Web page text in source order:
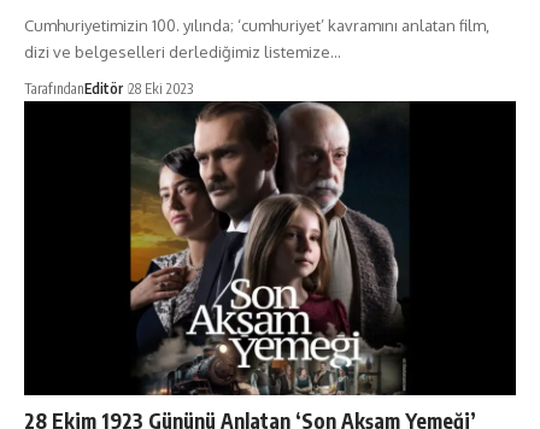
Cumhuriyetimizin 100. yılında; ‘cumhuriyet’ kavramını anlatan film,
dizi ve belgeselleri derlediğimiz listemize…
TarafındanEditör 28 Eki 2023
28 Ekim 1923 Gününü Anlatan ‘Son Akşam Yemeği’